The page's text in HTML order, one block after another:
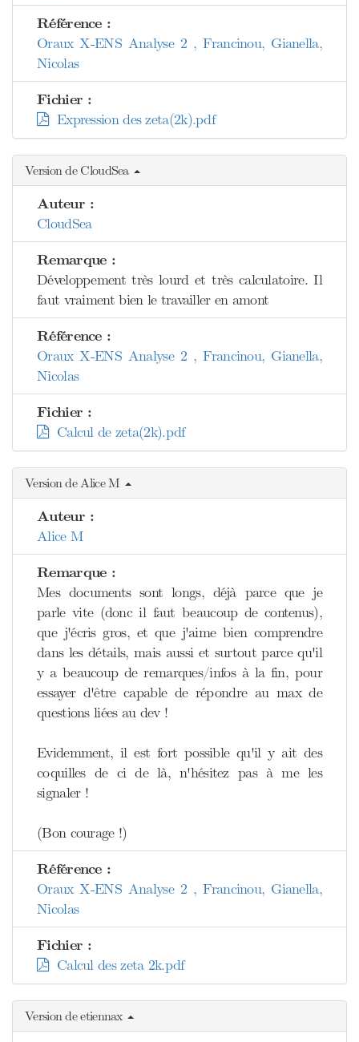
Référence :
Oraux X-ENS Analyse 2 , Francinou, Gianella,
Nicolas
Fichier :
Expression des zeta(2k).pdf
Version de CloudSea
Auteur :
CloudSea
Remarque :
Développement très lourd et très calculatoire. Il
faut vraiment bien le travailler en amont
Référence :
Oraux X-ENS Analyse 2 , Francinou, Gianella,
Nicolas
Fichier :
Calcul de zeta(2k).pdf
Version de Alice M
Auteur :
Alice M
Remarque :
Mes documents sont longs, déjà parce que je
parle vite (donc il faut beaucoup de contenus),
que j'écris gros, et que j'aime bien comprendre
dans les détails, mais aussi et surtout parce qu'il
y a beaucoup de remarques/infos à la fin, pour
essayer d'être capable de répondre au max de
questions liées au dev !
Evidemment, il est fort possible qu'il y ait des
coquilles de ci de là, n'hésitez pas à me les
signaler !
(Bon courage !)
Référence :
Oraux X-ENS Analyse 2 , Francinou, Gianella,
Nicolas
Fichier :
Calcul des zeta 2k.pdf
Version de etiennax